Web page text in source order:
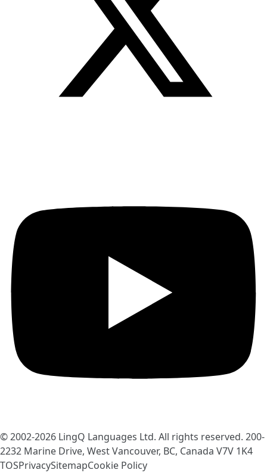
© 2002-2026 LingQ Languages Ltd. All rights reserved. 200-
2232 Marine Drive, West Vancouver, BC, Canada V7V 1K4
TOSPrivacySitemapCookie Policy